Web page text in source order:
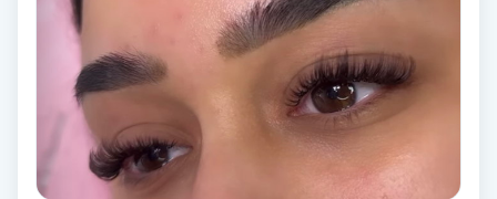
Fransförlängning Volym
Fransk manikyr
Fransrengöring